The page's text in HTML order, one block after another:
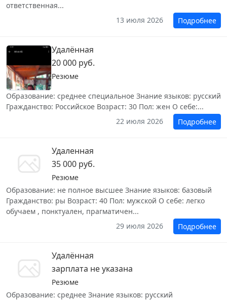
ответственная...
13 июля 2026
Подробнее
Удалённая
20 000 руб.
Резюме
Образование: среднее специальное Знание языков: русский
Гражданство: Российское Возраст: 30 Пол: жен О себе:...
22 июля 2026
Подробнее
Удаленная
35 000 руб.
Резюме
Образование: не полное высшее Знание языков: базовый
Гражданство: ры Возраст: 40 Пол: мужской О себе: легко
обучаем , понктуален, прагматичен...
29 июля 2026
Подробнее
Удалённая
зарплата не указана
Резюме
Образование: среднее Знание языков: русский